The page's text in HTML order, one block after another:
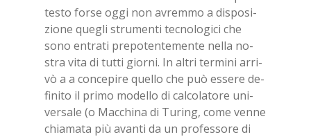
te­sto for­se oggi non avrem­mo a di­spo­si­
zio­ne que­gli stru­men­ti tec­no­lo­gi­ci che
sono en­tra­ti pre­po­ten­te­men­te nel­la no­
stra vita di tut­ti gior­ni. In al­tri ter­mi­ni ar­ri­
vò a a con­ce­pi­re quel­lo che può es­se­re de­
fi­ni­to il pri­mo mo­del­lo di cal­co­la­to­re uni­
ver­sa­le (o Mac­chi­na di Tu­ring, come ven­ne
chia­ma­ta più avan­ti da un pro­fes­so­re di